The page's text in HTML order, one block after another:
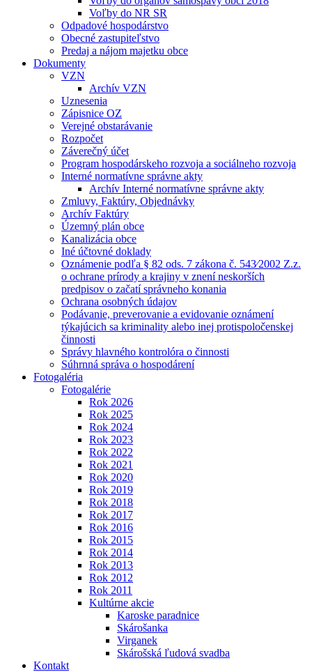
Voľby do NR SR
Odpadové hospodárstvo
Obecné zastupiteľstvo
Predaj a nájom majetku obce
Dokumenty
VZN
Archív VZN
Uznesenia
Zápisnice OZ
Verejné obstarávanie
Rozpočet
Záverečný účet
Program hospodárskeho rozvoja a sociálneho rozvoja
Interné normatívne správne akty
Archív Interné normatívne správne akty
Zmluvy, Faktúry, Objednávky
Archív Faktúry
Územný plán obce
Kanalizácia obce
Iné účtovné doklady
Oznámenie podľa § 82 ods. 7 zákona č. 543⁄2002 Z.z.
o ochrane prírody a krajiny v znení neskorších
predpisov o začatí správneho konania
Ochrana osobných údajov
Podávanie, preverovanie a evidovanie oznámení
týkajúcich sa kriminality alebo inej protispoločenskej
činnosti
Správy hlavného kontrolóra o činnosti
Súhrnná správa o hospodárení
Fotogaléria
Fotogalérie
Rok 2026
Rok 2025
Rok 2024
Rok 2023
Rok 2022
Rok 2021
Rok 2020
Rok 2019
Rok 2018
Rok 2017
Rok 2016
Rok 2015
Rok 2014
Rok 2013
Rok 2012
Rok 2011
Kultúrne akcie
Karoske paradnice
Skárošanka
Virganek
Skárošská ľudová svadba
Kontakt